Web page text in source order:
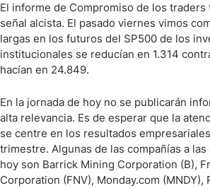
El informe de Compromiso de los traders
señal alcista. El pasado viernes vimos
largas en los futuros del SP500 de los
institucionales se reducían en 1.314
hacían en 24.849.
En la jornada de hoy no se publicarán
alta relevancia. Es de esperar que la
se centre en los resultados
trimestre. Algunas de las compañías a
hoy son Barrick Mining Corporation (B),
Corporation (FNV), Monday.com (MNDY),